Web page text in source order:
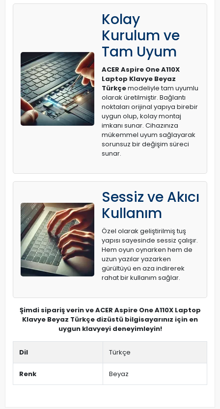
Kolay
Kurulum ve
Tam Uyum
ACER Aspire One A110X
Laptop Klavye Beyaz
Türkçemodeliyle tam uyumlu
olarak üretilmiştir. Bağlantı
noktaları orijinal yapıya birebir
uygun olup, kolay montaj
imkanı sunar. Cihazınıza
mükemmel uyum sağlayarak
sorunsuz bir değişim süreci
sunar.
Sessiz ve Akıcı
Kullanım
Özel olarak geliştirilmiş tuş
yapısı sayesinde sessiz çalışır.
Hem oyun oynarken hem de
uzun yazılar yazarken
gürültüyü en aza indirerek
rahat bir kullanım sağlar.
Şimdi sipariş verin ve ACER Aspire One A110X Laptop
Klavye Beyaz Türkçe dizüstü bilgisayarınız için en
uygun klavyeyi deneyimleyin!
Dil Türkçe
Renk Beyaz